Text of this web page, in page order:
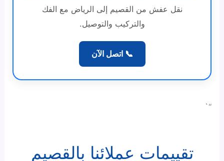
نقل عفش من القصيم إلى الرياض مع الفك
والتركيب والتوصيل.
📞 اتصل الآن
“`
تقييمات عملائنا بالقصيم